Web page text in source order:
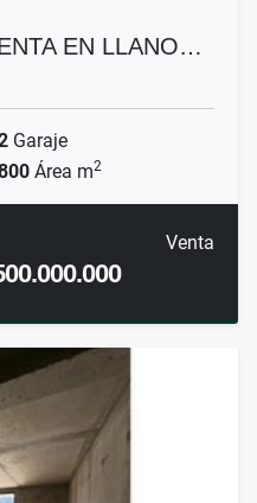
EN LLANO…
Garaje
Área m2
Venta